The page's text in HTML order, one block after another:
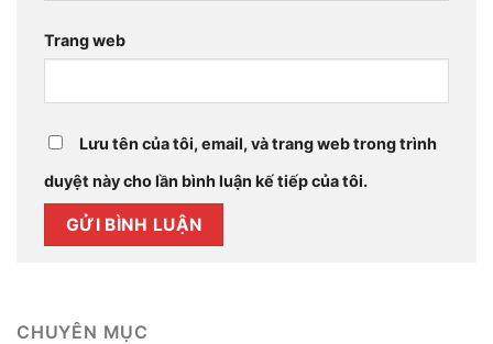
Trang web
Lưu tên của tôi, email, và trang web trong trình
duyệt này cho lần bình luận kế tiếp của tôi.
CHUYÊN MỤC